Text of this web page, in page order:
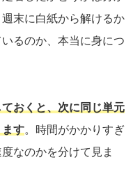
末に白紙から解けるか
るのか、本当に身につ
おくと、次に同じ単元
す。時間がかかりすぎ
なのかを分けて見ま